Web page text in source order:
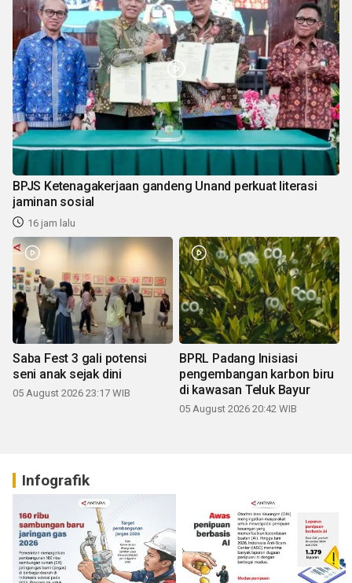
BPJS Ketenagakerjaan gandeng Unand perkuat literasi
jaminan sosial
16 jam lalu
Saba Fest 3 gali potensi
seni anak sejak dini
05 August 2026 23:17 WIB
BPRL Padang Inisiasi
pengembangan karbon biru
di kawasan Teluk Bayur
05 August 2026 20:42 WIB
Infografik